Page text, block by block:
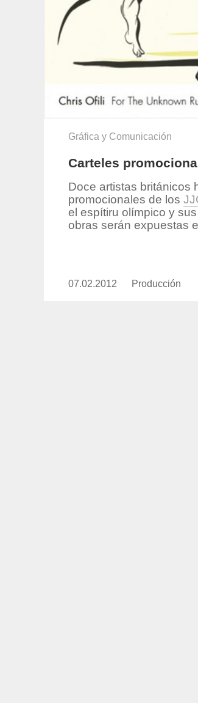
Gráfica y Comunicación
Carteles
Doce artistas británicos
promocionales de los
el espítiru olímpico y
obras serán expuestas
Publicado
07.02.2012 https://
Producción